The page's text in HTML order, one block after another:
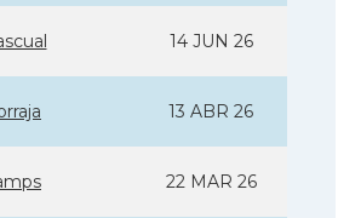
14 JUN 26
13 ABR 26
22 MAR 26